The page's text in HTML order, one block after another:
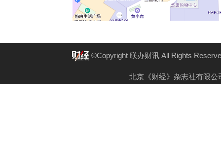
©Copyright 联办财讯 All Rights
北京《财经》杂志社有限公